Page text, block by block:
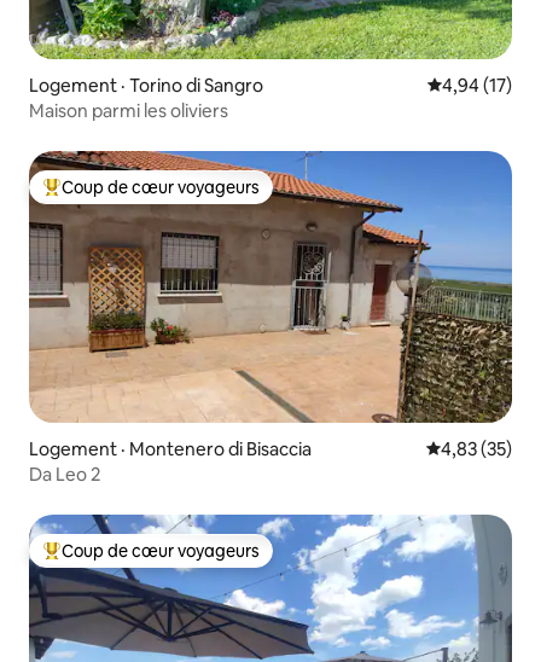
Logement · Torino di Sangro Note
4,94 (17)
Maison parmi les oliviers
Coup de cœur voyageurs parmi les plus aimés
Coup de cœur voyageurs
Logement · Montenero di Bisaccia Note
4,83 (35)
Da Leo 2
Coup de cœur voyageurs parmi les plus aimés
Coup de cœur voyageurs